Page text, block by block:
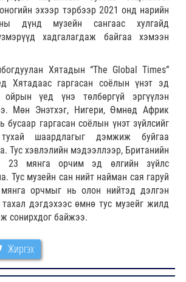
эхээр тэрбээр 2021 онд нарийн
дүнд музейн сангаас хулгайд
хадгалагдаж байгаа хэмээн
Хятадын “The Global Times”
Хятадаас гаргасан соёлын үнэт эд
ойрын үед үнэ төлбөргүй эргүүлэн
Мөн Энэтхэг, Нигери, Өмнөд Африк
бусаар гаргасан соёлын үнэт зүйлсийг
шаардлагыг дэмжиж буйгаа
Тус хэвлэлийн мэдээллээр, Британийн
23 мянга орчим эд өлгийн зүйлс
Тус музейн сан нийт найман сая гаруй
мянга орчмыг нь олон нийтэд дэлгэн
дэгдэхээс өмнө тус музейг жилд
сонирхдог байжээ.
Жиргэх